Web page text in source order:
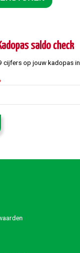
saldo check
cijfers op jouw kadopas in